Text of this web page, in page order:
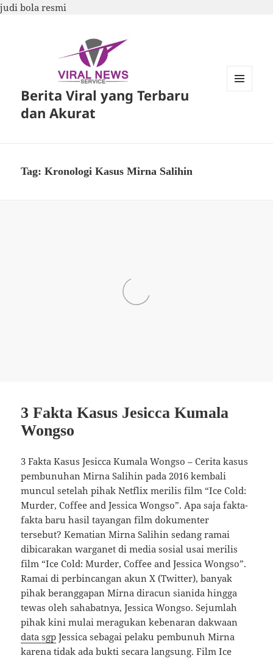
judi bola resmi
Berita Viral yang Terbaru
dan Akurat
Tag:Kronologi Kasus Mirna Salihin
3 Fakta Kasus Jesicca Kumala
Wongso
3 Fakta Kasus Jesicca Kumala Wongso – Cerita kasus
pembunuhan Mirna Salihin pada 2016 kembali
muncul setelah pihak Netflix merilis film “Ice Cold:
Murder, Coffee and Jessica Wongso”. Apa saja fakta-
fakta baru hasil tayangan film dokumenter
tersebut? Kematian Mirna Salihin sedang ramai
dibicarakan warganet di media sosial usai merilis
film “Ice Cold: Murder, Coffee and Jessica Wongso”.
Ramai di perbincangan akun X (Twitter), banyak
pihak beranggapan Mirna diracun sianida hingga
tewas oleh sahabatnya, Jessica Wongso. Sejumlah
pihak kini mulai meragukan kebenaran dakwaan
data sgp Jessica sebagai pelaku pembunuh Mirna
karena tidak ada bukti secara langsung. Film Ice